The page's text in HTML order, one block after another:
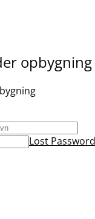
opbygning
Lost Password